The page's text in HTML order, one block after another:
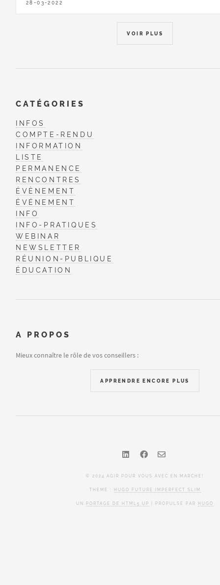
28-03-2022
VOIR PLUS
CATÉGORIES
INFOS
COMPTE-RENDU
INFORMATION
LISTE
PERMANENCE
RENCONTRES
ÉVÈNEMENT
ÉVÉNEMENT
INFO
INFO-PRATIQUES
WEBINAR
NEWSLETTER
RÉUNION-PUBLIQUE
ÉDUCATION
A PROPOS
Mieux connaître le rôle de vos conseillers :
APPRENDRE ENCORE PLUS
© 2024 AGIR POUR VOUS AVEC EN MARCHE!
THÈME : HUGO FUTURE IMPERFECT SLIM
UN PORTAGE DE HTML5 UP | PROPULSÉ PAR HUGO